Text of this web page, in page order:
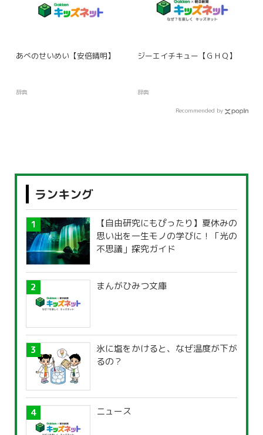
あべのせいめい【安倍晴明】
辞典
ジーエイチキュー【ＧＨＱ】
辞典
Recommended by
ランキング
【自由研究にもぴったり】夏休みの
思い出を一生モノの学びに！「光の
不思議」探究ガイド
まんがひみつ文庫
氷に塩をかけると、なぜ温度が下が
るの？
ニュース